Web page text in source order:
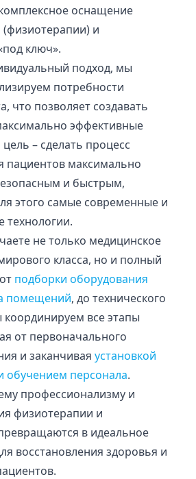
оснащение
и
ключ».
подход, мы
потребности
что позволяет создавать
эффективные
– сделать процесс
пациентов максимально
и быстрым,
этого самые современные и
технологии.
не только медицинское
класса, но и полный
подборки оборудования
помещений, до технического
все этапы
от первоначального
и заканчивая установкой
обучением персонала.
профессионализму и
физиотерапии и
в идеальное
восстановления здоровья и